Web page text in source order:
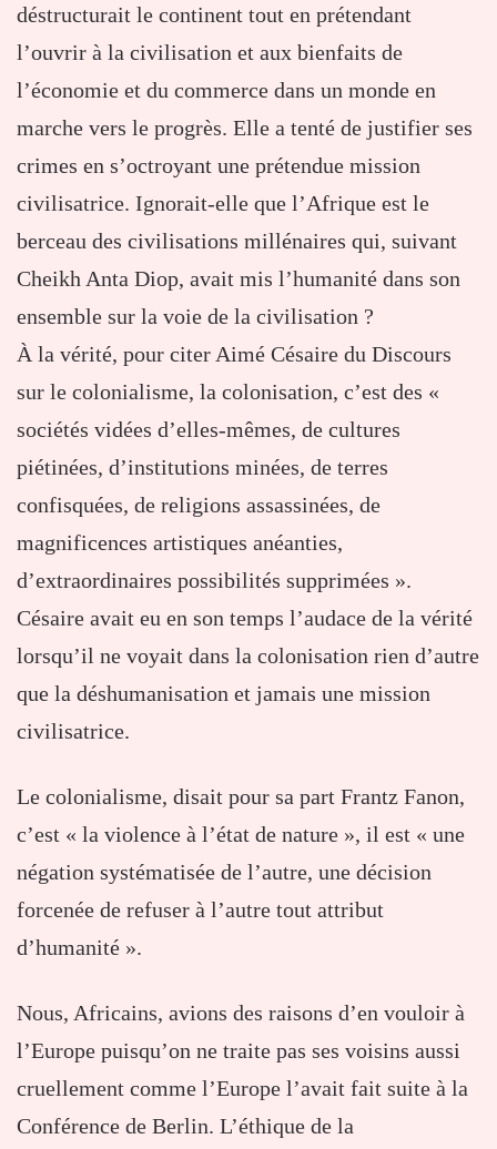
déstructurait le continent tout en prétendant
l’ouvrir à la civilisation et aux bienfaits de
l’économie et du commerce dans un monde en
marche vers le progrès. Elle a tenté de justifier ses
crimes en s’octroyant une prétendue mission
civilisatrice. Ignorait-elle que l’Afrique est le
berceau des civilisations millénaires qui, suivant
Cheikh Anta Diop, avait mis l’humanité dans son
ensemble sur la voie de la civilisation ?
À la vérité, pour citer Aimé Césaire du Discours
sur le colonialisme, la colonisation, c’est des «
sociétés vidées d’elles-mêmes, de cultures
piétinées, d’institutions minées, de terres
confisquées, de religions assassinées, de
magnificences artistiques anéanties,
d’extraordinaires possibilités supprimées ».
Césaire avait eu en son temps l’audace de la vérité
lorsqu’il ne voyait dans la colonisation rien d’autre
que la déshumanisation et jamais une mission
civilisatrice.
Le colonialisme, disait pour sa part Frantz Fanon,
c’est « la violence à l’état de nature », il est « une
négation systématisée de l’autre, une décision
forcenée de refuser à l’autre tout attribut
d’humanité ».
Nous, Africains, avions des raisons d’en vouloir à
l’Europe puisqu’on ne traite pas ses voisins aussi
cruellement comme l’Europe l’avait fait suite à la
Conférence de Berlin. L’éthique de la